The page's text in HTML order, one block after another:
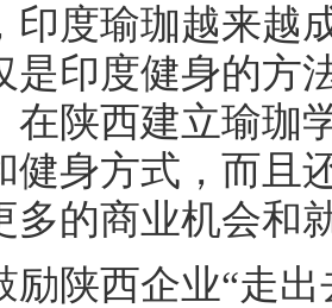
瑜珈越来越成
是印度健身的方
在陕西建立瑜珈
健身方式，而且
多的商业机会和
西企业“走出